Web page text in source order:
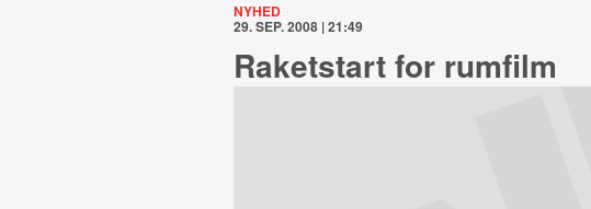
NYHED
29. SEP. 2008 | 21:49
Raketstart for rumfilm